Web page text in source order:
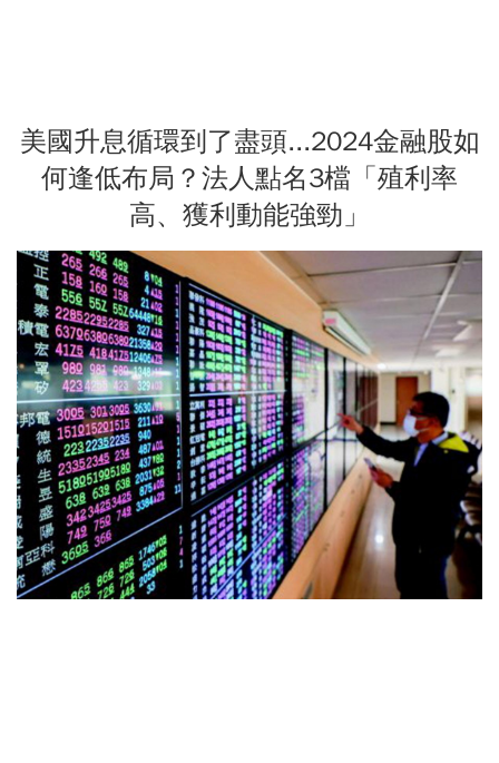
美國升息循環到了盡頭...2024金融股如
何逢低布局？法人點名3檔「殖利率
高、獲利動能強勁」